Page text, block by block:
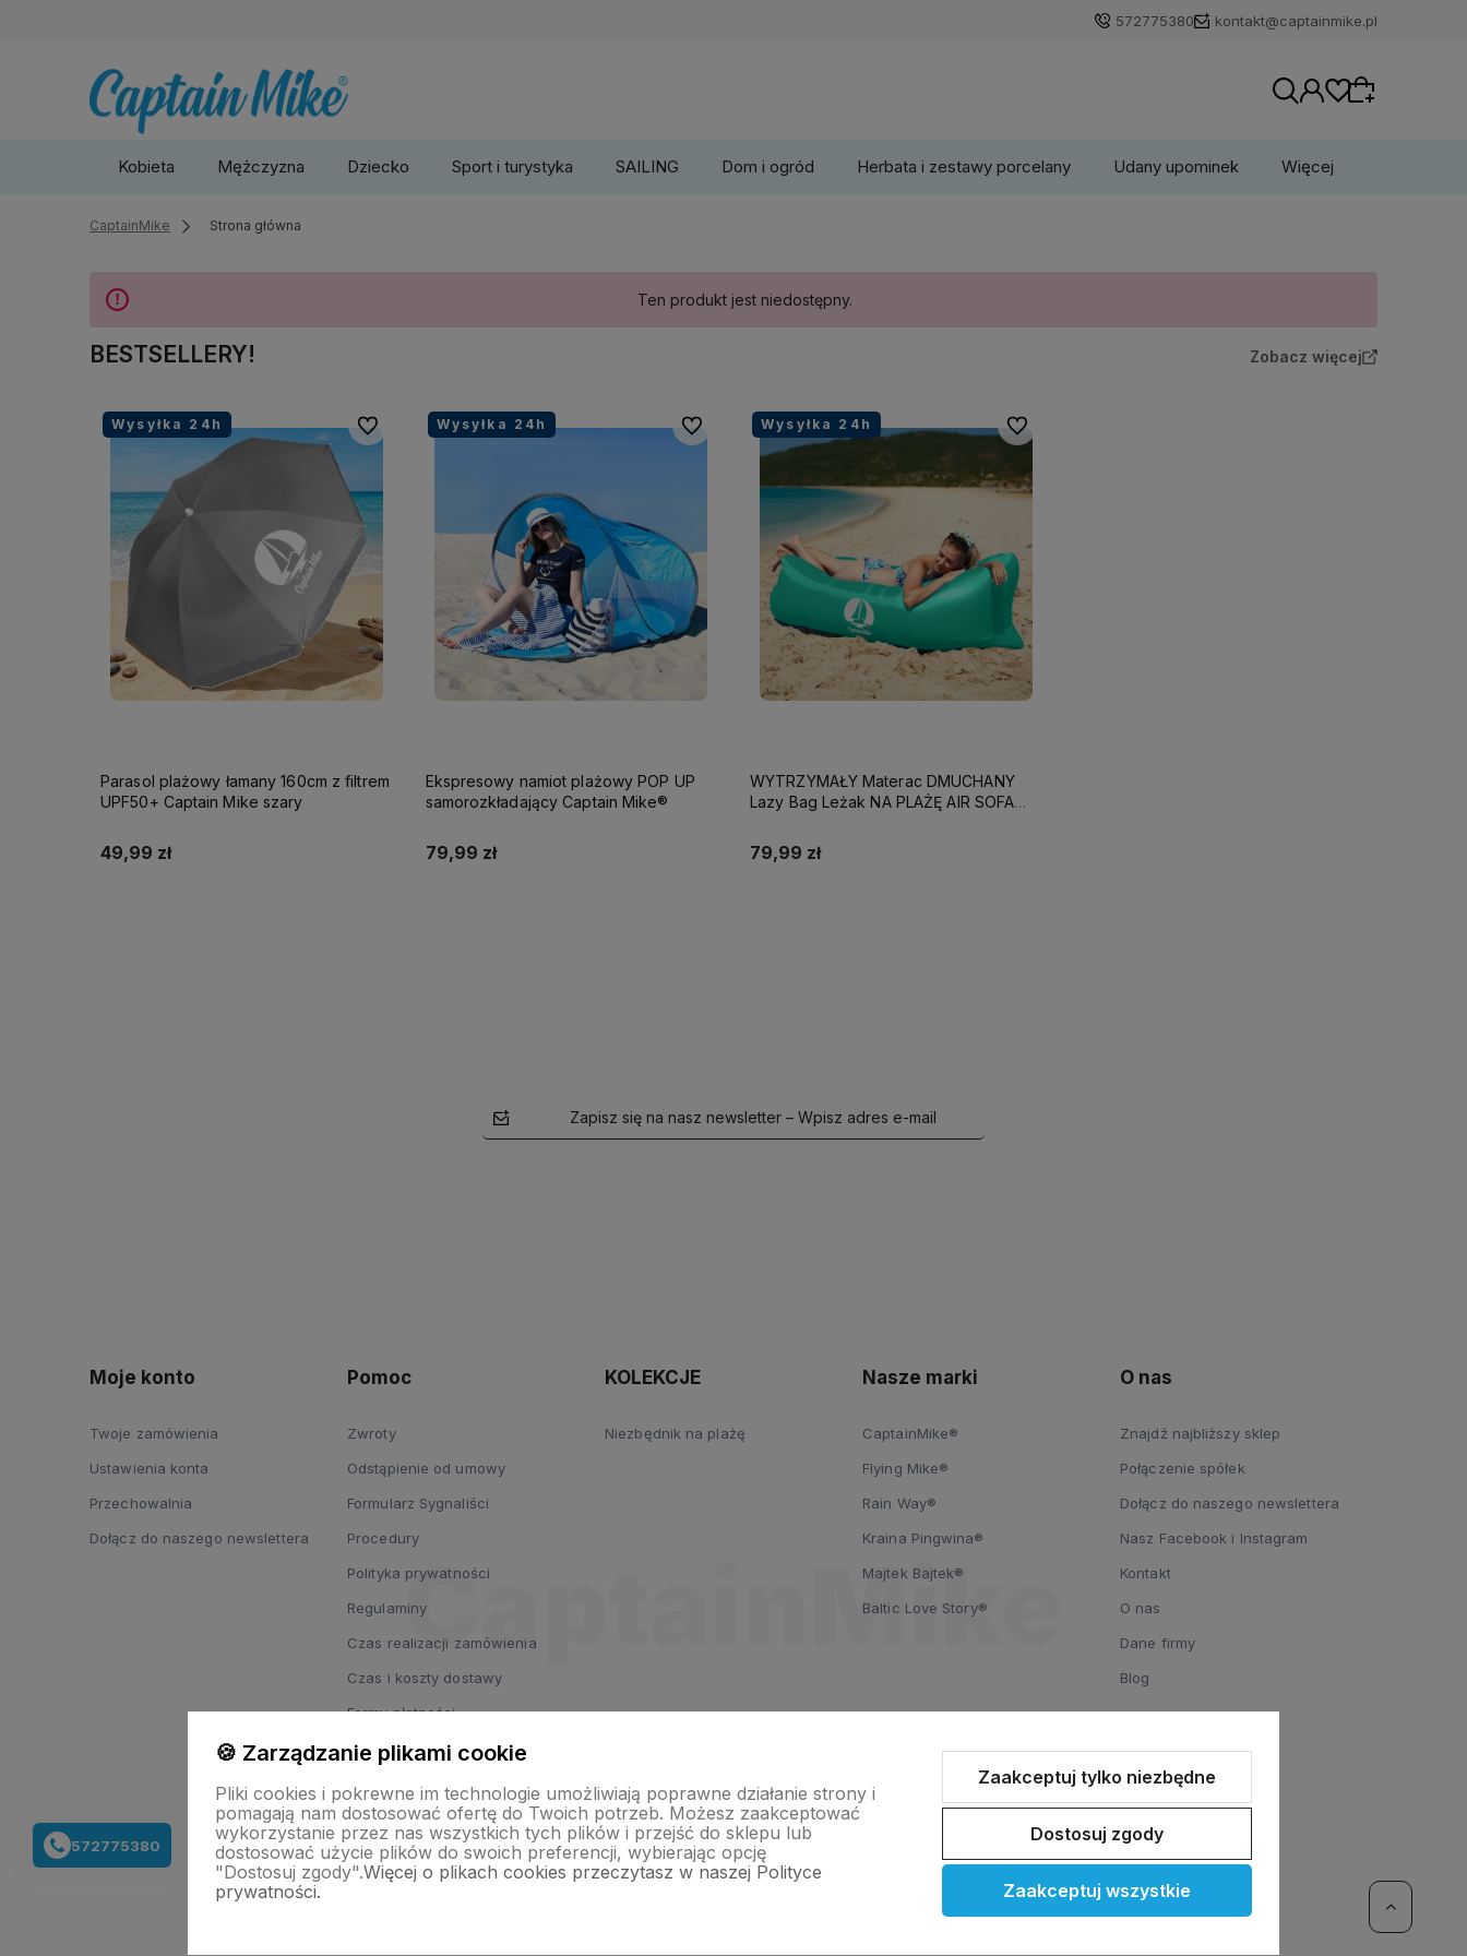
572775380 kontakt@captainmike.pl
572775380
Kobieta Mężczyzna Dziecko Sport i turystyka SAILING Dom i ogród Herbata i zestawy porcelany Udany upominek Więcej
CaptainMike Strona główna
Ten produkt jest niedostępny.
BESTSELLERY! Zobacz więcej
Wysyłka 24h
Parasol plażowy łamany 160cm z filtrem
UPF50+ Captain Mike szary
49,99 zł
Do ulubionychWysyłka 24h
Ekspresowy namiot plażowy POP UP
samorozkładający Captain Mike®
79,99 zł
Do ulubionychWysyłka 24h
WYTRZYMAŁY Materac DMUCHANY
Lazy Bag Leżak NA PLAŻĘ AIR SOFA
79,99 zł
Do ulubionych
Zapisz się na nasz newsletter – Wpisz adres e-mail
Moje konto
Twoje zamówienia
Ustawienia konta
Przechowalnia
Dołącz do naszego newslettera
Pomoc
Zwroty
Odstąpienie od umowy
Formularz Sygnaliści
Procedury
Polityka prywatności
Regulaminy
Czas realizacji zamówienia
Czas i koszty dostawy
Formy płatności
Ochrona danych osobowych
Regulamin zwrotów i reklamacji
Warunki korzystania ze strony
internetowej PL (DSA)
KOLEKCJE
Niezbędnik na plażę
Nasze marki
CaptainMike®
Flying Mike®
Rain Way®
Kraina Pingwina®
Majtek Bajtek®
Baltic Love Story®
O nas
Znajdź najbliższy sklep
Połączenie spółek
Dołącz do naszego newslettera
Nasz Facebook i Instagram
Kontakt
O nas
Dane firmy
Blog
🍪 Zarządzanie plikami cookie
Pliki cookies i pokrewne im technologie umożliwiają poprawne działanie strony i
pomagają nam dostosować ofertę do Twoich potrzeb. Możesz zaakceptować
wykorzystanie przez nas wszystkich tych plików i przejść do sklepu lub
dostosować użycie plików do swoich preferencji, wybierając opcję
"Dostosuj zgody".Więcej o plikach cookies przeczytasz w naszej Polityce
prywatności.
Zaakceptuj tylko niezbędne
Dostosuj zgody
Zaakceptuj wszystkie